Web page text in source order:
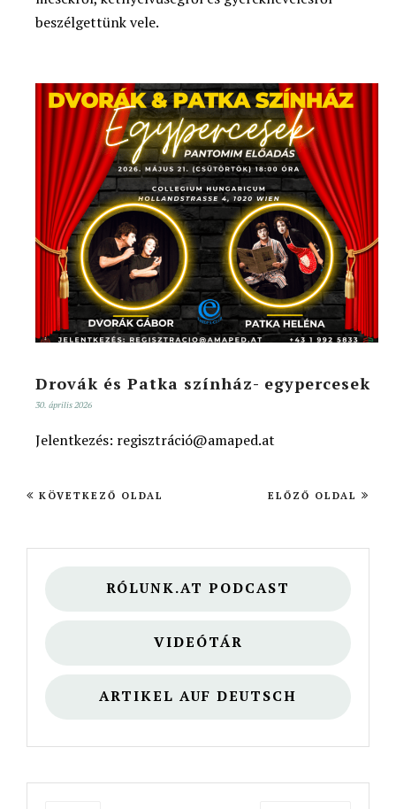
beszélgettünk vele.
Drovák és Patka színház- egypercesek
30. április 2026
Jelentkezés: regisztráció@amaped.at
KÖVETKEZŐ OLDAL ELŐZŐ OLDAL
RÓLUNK.AT PODCAST
VIDEÓTÁR
ARTIKEL AUF DEUTSCH